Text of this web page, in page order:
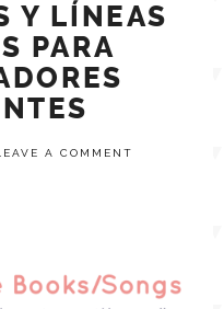
Y LÍNEAS
PARA
A COMMENT